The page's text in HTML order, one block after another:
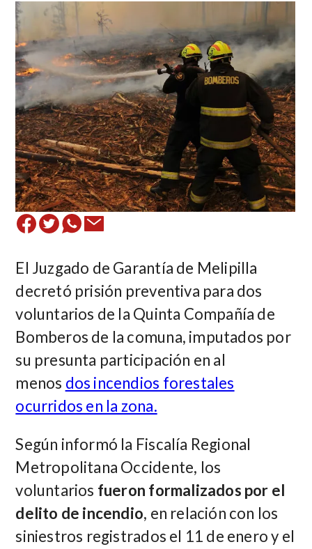
El Juzgado de Garantía de Melipilla
decretó prisión preventiva para dos
voluntarios de la Quinta Compañía de
Bomberos de la comuna, imputados por
su presunta participación en al
menos dos incendios forestales
ocurridos en la zona.
Según informó la Fiscalía Regional
Metropolitana Occidente, los
voluntarios fueron formalizados por el
delito de incendio, en relación con los
siniestros registrados el 11 de enero y el